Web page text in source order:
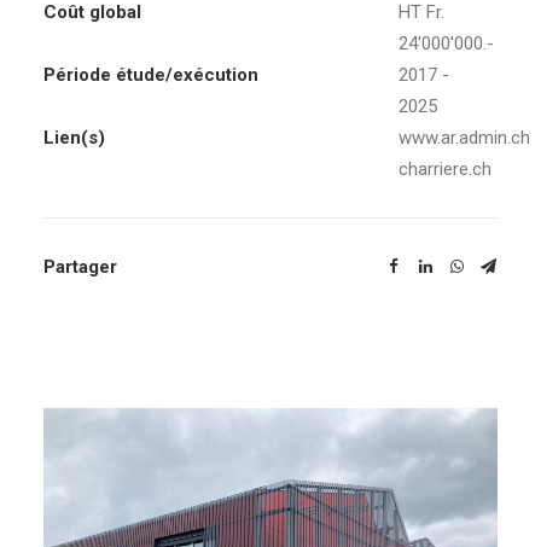
Coût global
HT Fr.
24'000'000.-
Période étude/exécution
2017 -
2025
Lien(s)
www.ar.admin.ch
charriere.ch
Partager